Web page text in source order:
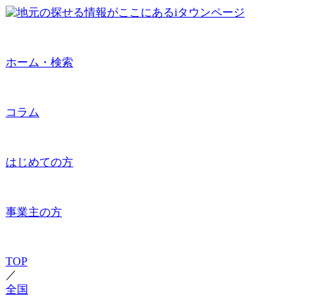
ホーム・検索
コラム
はじめての方
事業主の方
TOP
／
全国